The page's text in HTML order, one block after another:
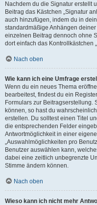
Nachdem du die Signatur erstellt
Beitrag das Kästchen „Signatur
auch hinzufügen, indem du in
standardmäßige Anhängen
einzelnen Beitrag dennoch ohne
dort einfach das Kontrollkästchen
Nach oben
Wie kann ich eine Umfrage
Wenn du ein neues Thema
bearbeitest, findest du ein
Formulars zur Beitragserstellung.
können, so hast du
erstellen. Du solltest einen Titel
die entsprechenden Felder
Antwortmöglichkeit in einer
„Auswahlmöglichkeiten pro
Benutzer auswählen kann,
dabei eine zeitlich unbegrenzte
Stimme ändern können.
Nach oben
Wieso kann ich nicht mehr